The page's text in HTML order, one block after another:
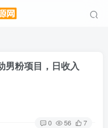
男粉项目，日收入
0 56 7